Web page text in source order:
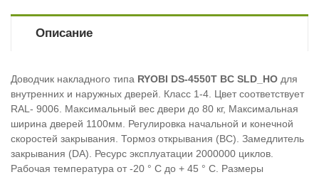
Описание
Доводчик накладного типа RYOBI DS-4550T BC SLD_HO для
внутренних и наружных дверей. Класс 1-4. Цвет соответствует
RAL- 9006. Максимальный вес двери до 80 кг, Максимальная
ширина дверей 1100мм. Регулировка начальной и конечной
скоростей закрывания. Тормоз открывания (ВС). Замедлитель
закрывания (DA). Ресурс эксплуатации 2000000 циклов.
Рабочая температура от -20 ° С до + 45 ° С. Размеры